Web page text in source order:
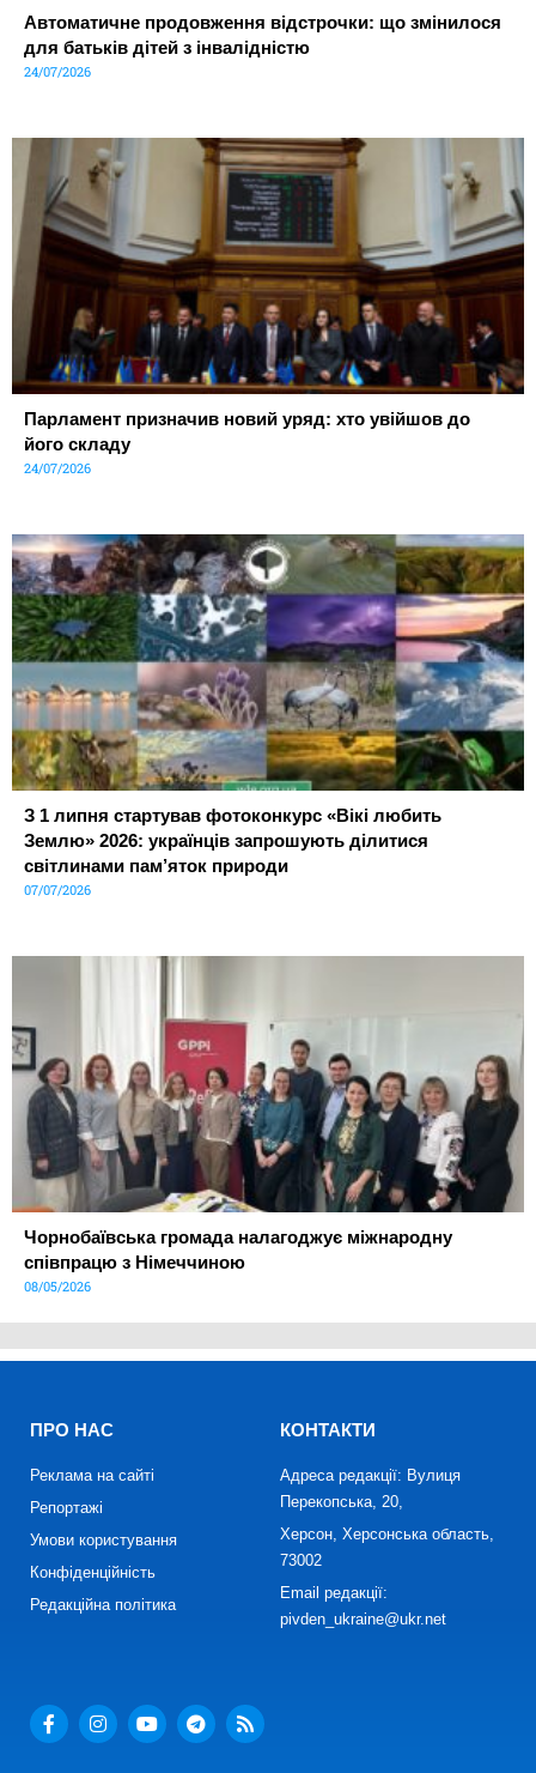
Автоматичне продовження відстрочки: що змінилося
для батьків дітей з інвалідністю
24/07/2026
Парламент призначив новий уряд: хто увійшов до
його складу
24/07/2026
З 1 липня стартував фотоконкурс «Вікі любить
Землю» 2026: українців запрошують ділитися
світлинами пам’яток природи
07/07/2026
Чорнобаївська громада налагоджує міжнародну
співпрацю з Німеччиною
08/05/2026
ПРО НАС
Реклама на сайті
Репортажі
Умови користування
Конфіденційність
Редакційна політика
КОНТАКТИ
Адреса редакції: Вулиця
Перекопська, 20,
Херсон, Херсонська область,
73002
Email редакції:
pivden_ukraine@ukr.net